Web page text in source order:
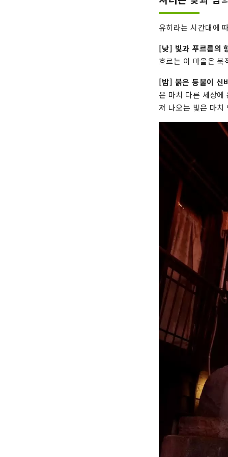
유히라는 시간대에
[낮] 빛과 푸르름의
흐르는 이 마을은
[밤] 붉은 등불이 신
은 마치 다른 세상에
져 나오는 빛은 마치